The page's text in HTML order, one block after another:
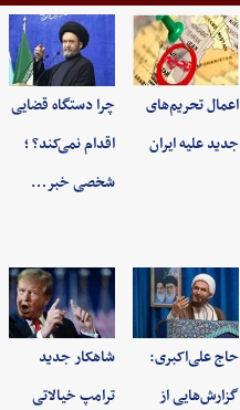
اعمال تحریم‌های
جدید علیه ایران
چرا دستگاه قضایی
اقدام نمی‌کند؟ ؛
شخصی خبر…
حاج علی‌اکبری:
گزارش‌هایی از
شاهکار جدید
ترامپ خیالاتی